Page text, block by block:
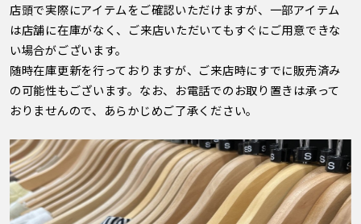
店頭で実際にアイテムをご確認いただけますが、一部アイテム
は店舗に在庫がなく、ご来店いただいてもすぐにご用意できな
い場合がございます。
随時在庫更新を行っておりますが、ご来店時にすでに販売済み
の可能性もございます。なお、お電話でのお取り置きは承って
おりませんので、あらかじめご了承ください。